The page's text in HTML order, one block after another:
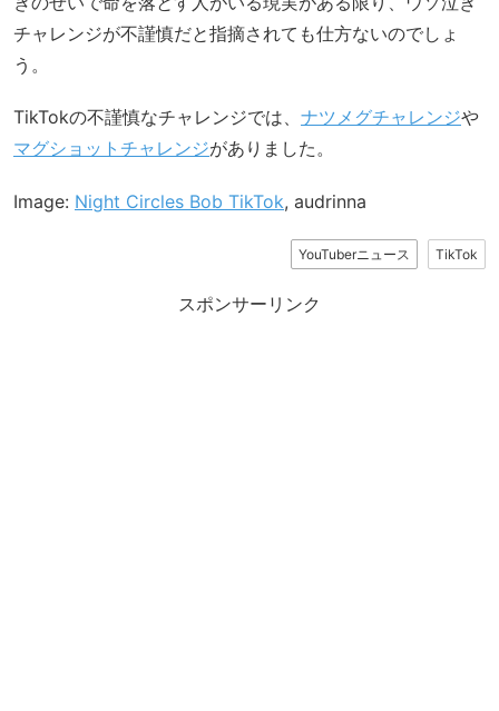
チャレンジが不謹慎だと指摘されても仕方ないのでしょ
う。
TikTokの不謹慎なチャレンジでは、 ナツメグチャレンジや
マグショットチャレンジがありました。
Image: Night Circles Bob TikTok, audrinna
YouTuberニュース TikTok
スポンサーリンク